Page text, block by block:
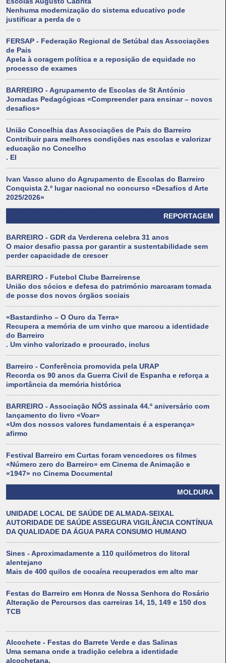
Nenhuma modernização do sistema educativo pode
justificar a perda de c
FERSAP - Federação Regional de Setúbal das Associações
de Pais
Apela à coragem política e a reposição de equidade no
processo de exames
BARREIRO - Agrupamento de Escolas de St António
Jornadas Pedagógicas «Compreender para ensinar – novos
desafios»
União Concelhia das Associações de Pais do Barreiro
Contribuir para melhores condições nas escolas e valorizar
educação no Concelho
. El
Ivan Vasco aluno do Agrupamento de Escolas do Barreiro
Conquista 2.º lugar nacional no concurso «Desafios d Arte
2025/2026»
REPORTAGEM
BARREIRO - GDR da Verderena celebra 31 anos
O maior desafio passa por garantir a sustentabilidade sem
perder capacidade de crescer
BARREIRO - Futebol Clube Barreirense
União dos sócios e defesa do património marcaram tomada
de posse dos novos órgãos sociais
«Bastardinho – O Ouro da Terra»
Recupera a memória de um vinho que marcou a identidade
do Barreiro
. Um vinho valorizado e procurado, inclus
Barreiro - Conferência promovida pela URAP
Recorda os 90 anos da Guerra Civil de Espanha e reforça a
importância da memória histórica
BARREIRO - Associação NÓS assinala 44.º aniversário com
lançamento do livro «Voar»
«Um dos nossos valores fundamentais é a esperança»
afirmo
Festival Barreiro em Curtas foram vencedores os filmes
«Número zero do Barreiro» em Cinema de Animação e
«1947» no Cinema Documental
MOLDURA
UNIDADE LOCAL DE SAÚDE DE ALMADA-SEIXAL
AUTORIDADE DE SAÚDE ASSEGURA VIGILÂNCIA CONTÍNUA
DA QUALIDADE DA ÁGUA PARA CONSUMO HUMANO
Sines - Aproximadamente a 110 quilómetros do litoral
alentejano
Mais de 400 quilos de cocaína recuperados em alto mar
Festas do Barreiro em Honra de Nossa Senhora do Rosário
Alteração de Percursos das carreiras 14, 15, 149 e 150 dos
TCB
Alcochete - Festas do Barrete Verde e das Salinas
Uma semana onde a tradição celebra a identidade
alcochetana.